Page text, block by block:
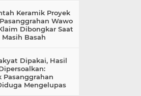
Keramik Proyek
Wawo
Dibongkar Saat
Basah
Dipakai, Hasil
Pasanggrahan
Mengelupas